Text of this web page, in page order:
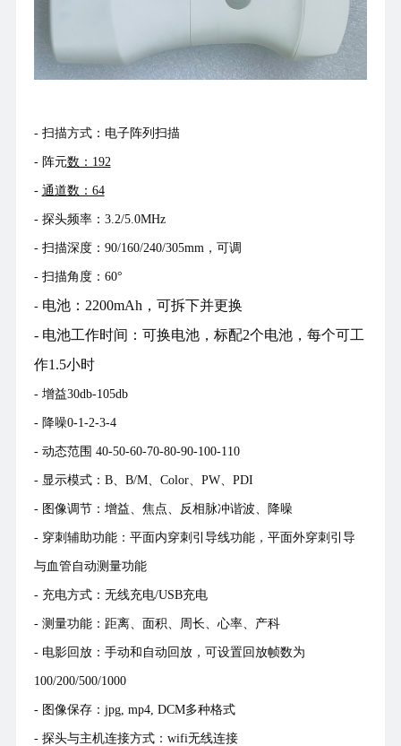
- 扫描方式：电子阵列扫描
- 阵元数：192
- 通道数：64
- 探头频率：3.2/5.0MHz
- 扫描深度：90/160/240/305mm，可调
- 扫描角度：60°
- 电池：2200mAh，可拆下并更换
-电池工作时间： 可换电池，标配2个电池，每个可工
作1.5小时
- 增益30db-105db
- 降噪0-1-2-3-4
- 动态范围 40-50-60-70-80-90-100-110
- 显示模式：B、B/M、Color、PW、PDI
- 图像调节：增益、焦点、反相脉冲谐波、降噪
- 穿刺辅助功能：平面内穿刺引导线功能，平面外穿刺引导
与血管自动测量功能
- 充电方式：无线充电/USB充电
- 测量功能：距离、面积、周长、心率、产科
- 电影回放：手动和自动回放，可设置回放帧数为
100/200/500/1000
- 图像保存：jpg, mp4, DCM多种格式
- 探头与主机连接方式：wifi无线连接